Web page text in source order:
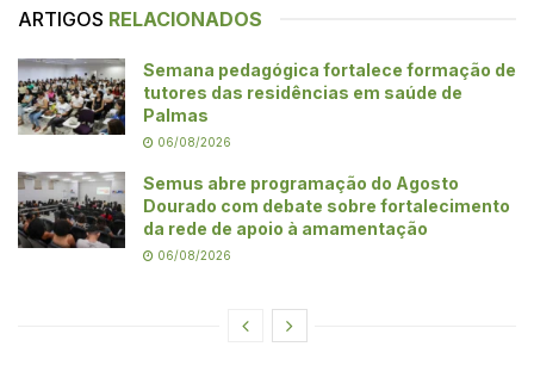
ARTIGOS RELACIONADOS
Semana pedagógica fortalece formação de
tutores das residências em saúde de
Palmas
06/08/2026
Semus abre programação do Agosto
Dourado com debate sobre fortalecimento
da rede de apoio à amamentação
06/08/2026